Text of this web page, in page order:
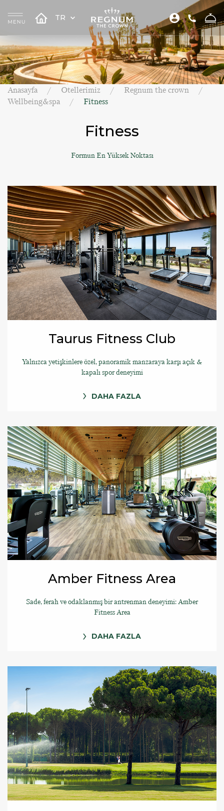
TR
Anasayfa Otellerimiz
Regnum the crown
Wellbeing&spa
Fitness
Fitness
Formun En Yüksek Noktası
Taurus Fitness Club
Yalnızca yetişkinlere özel, panoramik manzaraya karşı açık &
kapalı spor deneyimi
DAHA FAZLA
Amber Fitness Area
Sade, ferah ve odaklanmış bir antrenman deneyimi: Amber
Fitness Area
DAHA FAZLA